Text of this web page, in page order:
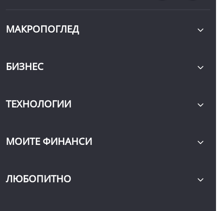
МАКРОПОГЛЕД
БИЗНЕС
ТЕХНОЛОГИИ
МОИТЕ ФИНАНСИ
ЛЮБОПИТНО